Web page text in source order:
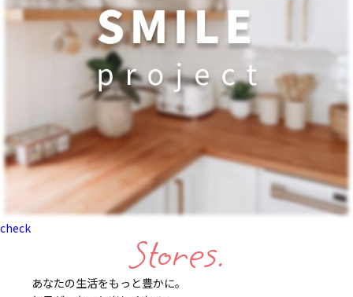
check
Stores.
あなたの生活をもっと豊かに。